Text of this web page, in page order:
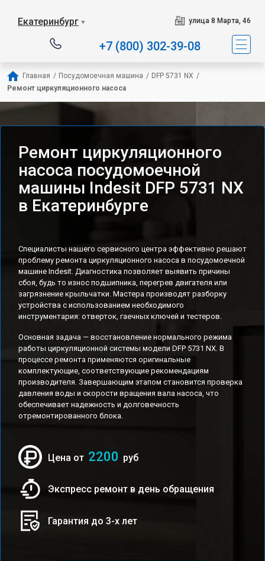
Екатеринбург ▼ улица 8 Марта, 46
+7 (800) 302-39-08
Главная / Посудомоечная машина / DFP 5731 NX /
Ремонт циркуляционного насоса
Ремонт циркуляционного
насоса посудомоечной
машины Indesit DFP 5731 NX
в Екатеринбурге
Специалисты нашего сервисного центра эффективно решают
проблему ремонта циркуляционного насоса в посудомоечной
машине Indesit. Диагностика позволяет выявить причины
сбоя, будь то износ подшипника, перегрев двигателя или
загрязнение крыльчатки. Мастера производят разборку
устройства с использованием необходимого
инструментария: отверток, гаечных ключей и тестеров.
Основная задача — восстановление нормального режима
работы циркуляционной системы модели DFP 5731 NX. В
процессе ремонта применяются оригинальные
комплектующие, соответствующие рекомендациям
производителя. Завершающим этапом становится проверка
давления воды и скорости вращения вала насоса, что
обеспечивает надежность и долговечность
отремонтированного блока.
Цена от 2200 руб
Экспресс ремонт в день обращения
Гарантия до 3-х лет